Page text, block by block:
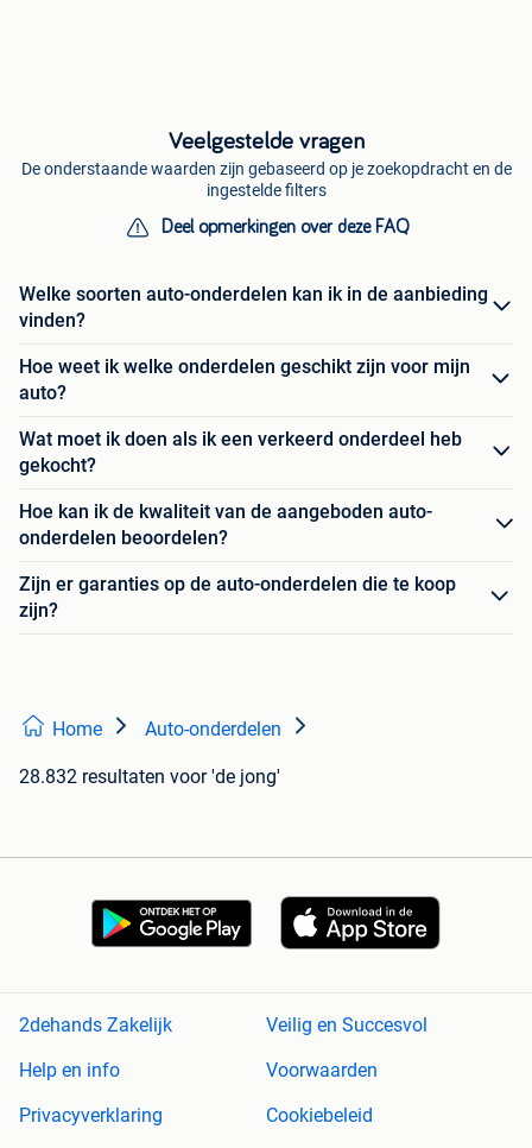
Veelgestelde vragen
De onderstaande waarden zijn gebaseerd op je zoekopdracht en de
ingestelde filters
Deel opmerkingen over deze FAQ
Welke soorten auto-onderdelen kan ik in de aanbieding
vinden?
Hoe weet ik welke onderdelen geschikt zijn voor mijn
auto?
Wat moet ik doen als ik een verkeerd onderdeel heb
gekocht?
Hoe kan ik de kwaliteit van de aangeboden auto-
onderdelen beoordelen?
Zijn er garanties op de auto-onderdelen die te koop
zijn?
Home Auto-onderdelen
28.832 resultaten voor 'de jong'
2dehands Zakelijk
Veilig en Succesvol
Help en info
Voorwaarden
Privacyverklaring
Cookiebeleid